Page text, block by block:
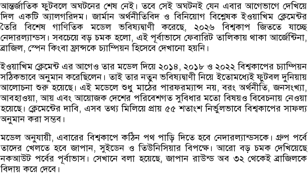
আন্তর্জাতিক ফুটবলে অঘটনের শেষ নেই। তবে সেই অঘটনই যেন এবার আগেভাগে দেখিয়ে
দিল একটি অ্যালগরিদম। জার্মান অর্থনীতিবিদ ও বিনিয়োগ বিশ্লেষক ইওয়াখিম ক্লেমেন্টর
তৈরি বিশেষ গাণিতিক মডেল ভবিষ্যদ্বাণী করেছে,২০২৬ বিশ্বকাপ জিততে যাচ্ছে
নেদারল্যান্ডস। সবচেয়ে বড় চমক হলো, এই পূর্বাভাসে ফেবারিট তালিকায় থাকা আর্জেন্টিনা,
ব্রাজিল, স্পেন কিংবা ফ্রান্সকে চ্যাম্পিয়ন হিসেবে দেখানো হয়নি।
ইওয়াখিম ক্লেমেন্ট এর আগেও তার মডেল দিয়ে ২০১৪, ২০১৮ ও ২০২২ বিশ্বকাপের চ্যাম্পিয়ন
সঠিকভাবে অনুমান করেছিলেন। তাই তার নতুন ভবিষ্যদ্বাণী নিয়ে ইতোমধ্যেই ফুটবল দুনিয়ায়
আলোচনা শুরু হয়েছে। এই মডেলে শুধু মাঠের পারফরম্যান্স নয়,বরং অর্থনীতি,জনসংখ্যা,
আবহাওয়া,আয় এবং আয়োজক দেশের পরিবেশগত সুবিধার মতো বিষয়ও বিবেচনায় নেওয়া
হয়েছে। ক্লেমেন্টের দাবি, এসব তথ্য মিলিয়ে প্রায় ৫৫ শতাংশ নির্ভুলভাবে বিশ্বকাপের সাফল্য
অনুমান করা সম্ভব।
মডেল অনুযায়ী,এবারের বিশ্বকাপে কঠিন পথ পাড়ি দিতে হবে নেদারল্যান্ডসকে। গ্রুপ পর্বে
তাদের খেলতে হবে জাপান,সুইডেন ও তিউনিসিয়ার বিপক্ষে। আরো বড় চমক দেখিয়েছে
নকআউট পর্বের পূর্বাভাস। সেখানে বলা হয়েছে,জাপান রাউন্ড অব ৩২ থেকেই ব্রাজিলকে
বিদায় করে দেবে।